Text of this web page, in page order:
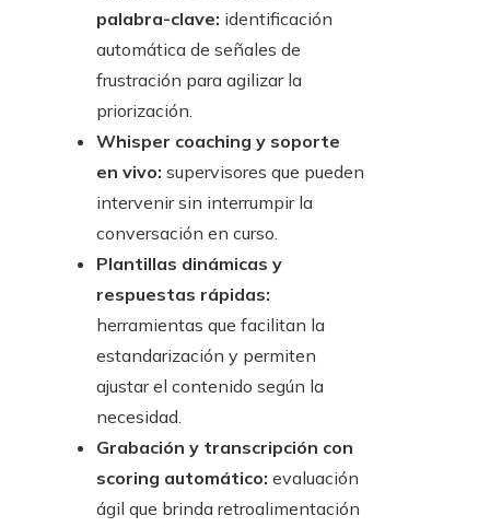
palabra-clave: identificación
automática de señales de
frustración para agilizar la
priorización.
Whisper coaching y soporte
en vivo: supervisores que pueden
intervenir sin interrumpir la
conversación en curso.
Plantillas dinámicas y
respuestas rápidas:
herramientas que facilitan la
estandarización y permiten
ajustar el contenido según la
necesidad.
Grabación y transcripción con
scoring automático: evaluación
ágil que brinda retroalimentación